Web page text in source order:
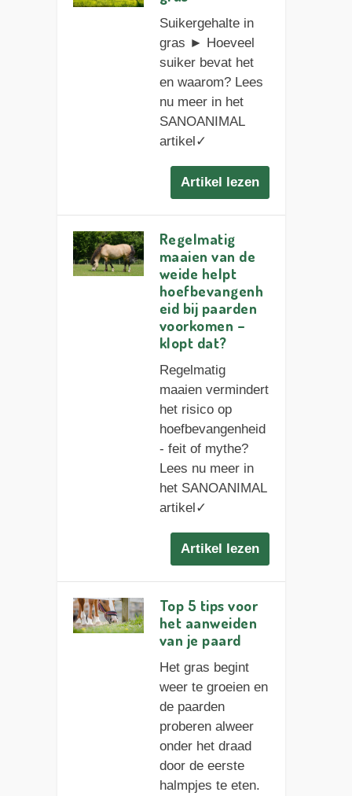
Suikergehalte in
gras ► Hoeveel
suiker bevat het
en waarom? Lees
nu meer in het
SANOANIMAL
artikel✓
Artikel lezen
Regelmatig
maaien van de
weide helpt
hoefbevangenh
eid bij paarden
voorkomen –
klopt dat?
Regelmatig
maaien vermindert
het risico op
hoefbevangenheid
- feit of mythe?
Lees nu meer in
het SANOANIMAL
artikel✓
Artikel lezen
Top 5 tips voor
het aanweiden
van je paard
Het gras begint
weer te groeien en
de paarden
proberen alweer
onder het draad
door de eerste
halmpjes te eten.